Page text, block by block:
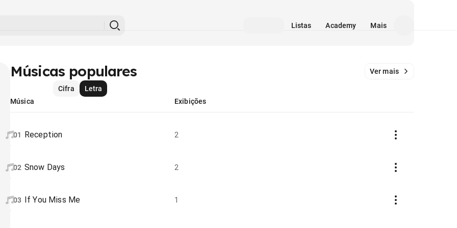
Listas Academy Mais
Músicas populares Ver mais
Cifra
Letra
Música
Exibições
01 Reception 2
02 Snow Days 2
03 If You Miss Me 1